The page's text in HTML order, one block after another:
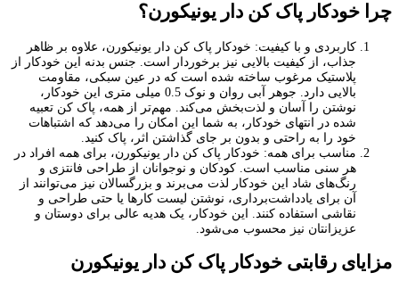
چرا خودکار پاک کن دار یونیکورن؟
کاربردی و با کیفیت: خودکار پاک کن دار یونیکورن، علاوه بر ظاهر
جذاب، از کیفیت بالایی نیز برخوردار است. جنس بدنه این خودکار از
پلاستیک مرغوب ساخته شده است که در عین سبکی، مقاومت
بالایی دارد. جوهر آبی روان و نوک 0.5 میلی متری این خودکار،
نوشتن را آسان و لذت‌بخش می‌کند. مهم‌تر از همه، پاک کن تعبیه
شده در انتهای خودکار، به شما این امکان را می‌دهد که اشتباهات
خود را به راحتی و بدون بر جای گذاشتن اثر، پاک کنید.
مناسب برای همه: خودکار پاک کن دار یونیکورن، برای همه افراد در
هر سنی مناسب است. کودکان و نوجوانان از طراحی فانتزی و
رنگ‌های شاد این خودکار لذت می‌برند و بزرگسالان نیز می‌توانند از
آن برای یادداشت‌برداری، نوشتن لیست کارها یا حتی طراحی و
نقاشی استفاده کنند. این خودکار، یک هدیه عالی برای دوستان و
عزیزانتان نیز محسوب می‌شود.
مزایای رقابتی خودکار پاک کن دار یونیکورن